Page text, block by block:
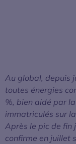
Au global, depuis
toutes énergies
%, bien aidé par
immatriculés sur
Après le pic de fin
confirme en juillet